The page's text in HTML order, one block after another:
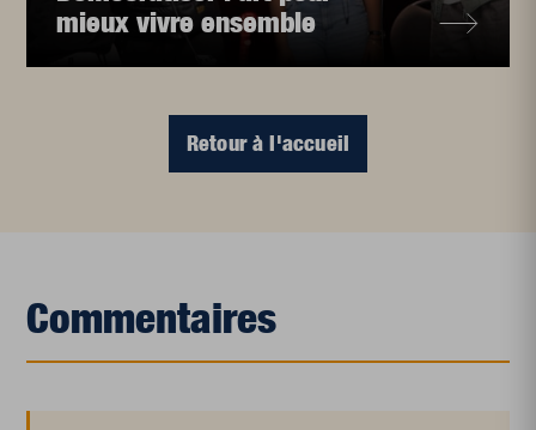
mieux vivre ensemble
Retour à l'accueil
Commentaires